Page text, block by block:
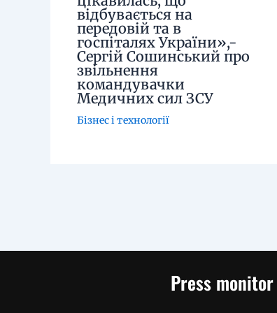
відбувається на
передовій та в
госпіталях України»,-
Сергій Сошинський про
звільнення
командувачки
Медичних сил ЗСУ
Бізнес і технології
Press monitor